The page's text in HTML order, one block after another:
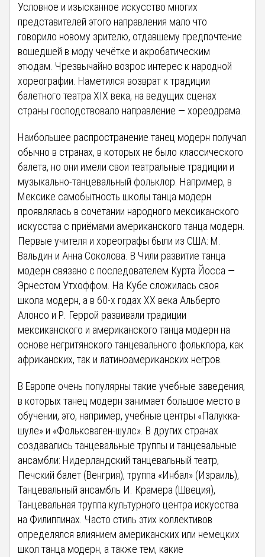
Условное и изысканное искусство многих
представителей этого направления мало что
говорило новому зрителю, отдавшему предпочтение
вошедшей в моду чечётке и акробатическим
этюдам. Чрезвычайно возрос интерес к народной
хореографии. Наметился возврат к традиции
балетного театра XIX века, на ведущих сценах
страны господствовало направление — хореодрама.
Наибольшее распространение танец модерн получал
обычно в странах, в которых не было классического
балета, но они имели свои театральные традиции и
музыкально-танцевальный фольклор. Например, в
Мексике самобытность школы танца модерн
проявлялась в сочетании народного мексиканского
искусства с приёмами американского танца модерн.
Первые учителя и хореографы были из США: М.
Вальдин и Анна Соколова. В Чили развитие танца
модерн связано с последователем Курта Йосса —
Эрнестом Утхоффом. На Кубе сложилась своя
школа модерн, а в 60-х годах XX века Альберто
Алонсо и Р. Геррой развивали традиции
мексиканского и американского танца модерн на
основе негритянского танцевального фольклора, как
африканских, так и латиноамериканских негров.
В Европе очень популярны такие учебные заведения,
в которых танец модерн занимает большое место в
обучении, это, например, учебные центры «Палукка-
шуле» и «Фольксваген-шулс». В других странах
создавались танцевальные труппы и танцевальные
ансамбли: Нидерландский танцевальный театр,
Печский балет (Венгрия), труппа «Инбал» (Израиль),
Танцевальный ансамбль И. Крамера (Швеция),
Танцевальная труппа культурного центра искусства
на Филиппинах. Часто стиль этих коллективов
определялся влиянием американских или немецких
школ танца модерн, а также тем, какие